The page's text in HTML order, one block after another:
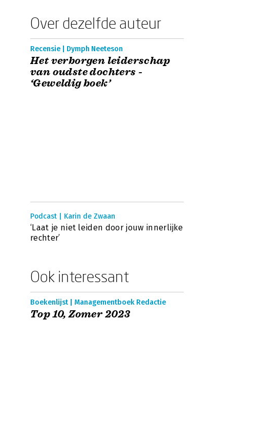
Over dezelfde auteur
Recensie | Dymph Neeteson
Het verborgen leiderschap
van oudste dochters -
‘Geweldig boek’
Podcast | Karin de Zwaan
‘Laat je niet leiden door jouw innerlijke
rechter’
Ook interessant
Boekenlijst | Managementboek Redactie
Top 10, Zomer 2023